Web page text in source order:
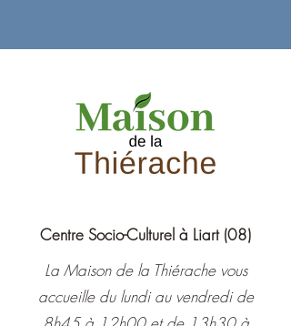
Centre Socio-Culturel à Liart (08)
La Maison de la Thiérache vous
accueille du lundi au vendredi de